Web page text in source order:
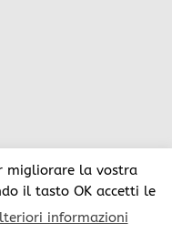
migliorare la vostra
il tasto OK accetti le
informazioni